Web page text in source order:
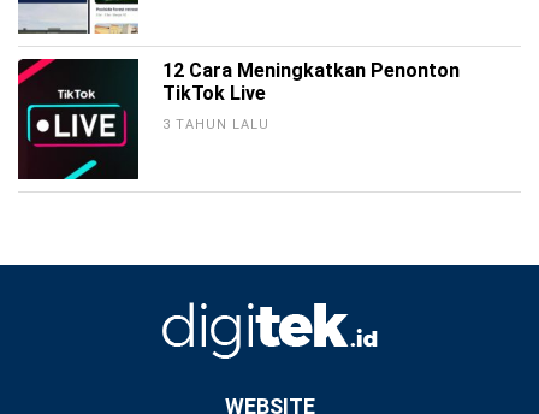
12 Cara Meningkatkan Penonton
TikTok Live
3 TAHUN LALU
WEBSITE